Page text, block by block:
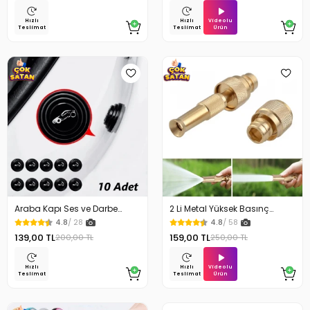
Hızlı
Teslimat
Hızlı
Teslimat
Videolu
Ürün
Araba Kapı Ses ve Darbe
Emici Pad 10 Adet
4.8/ 28
139,00 TL200,00 TL
Hızlı
Teslimat
2 Li Metal Yüksek Basınç
Yağmurlamalı Hortum Ucu
4.8/ 58
159,00 TL250,00 TL
Hızlı
Teslimat
Videolu
Ürün